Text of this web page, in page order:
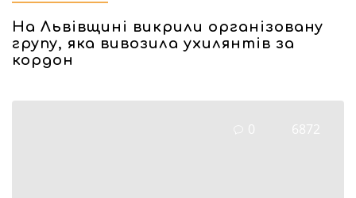
На Львівщині викрили організовану
групу, яка вивозила ухилянтів за
кордон
0 6872